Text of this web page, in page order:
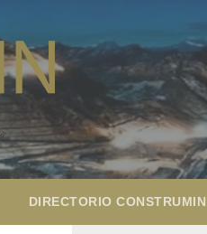
DIRECTORIO CONSTRUMIN